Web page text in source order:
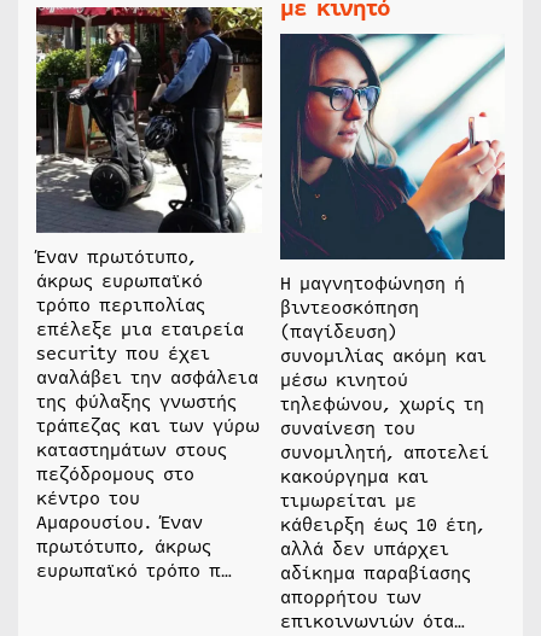
Έναν πρωτότυπο,
άκρως ευρωπαϊκό
τρόπο περιπολίας
επέλεξε μια εταιρεία
security που έχει
αναλάβει την ασφάλεια
της φύλαξης γνωστής
τράπεζας και των γύρω
καταστημάτων στους
πεζόδρομους στο
κέντρο του
Αμαρουσίου. Έναν
πρωτότυπο, άκρως
ευρωπαϊκό τρόπο π…
με κινητό
Η μαγνητοφώνηση ή
βιντεοσκόπηση
(παγίδευση)
συνομιλίας ακόμη και
μέσω κινητού
τηλεφώνου, χωρίς τη
συναίνεση του
συνομιλητή, αποτελεί
κακούργημα και
τιμωρείται με
κάθειρξη έως 10 έτη,
αλλά δεν υπάρχει
αδίκημα παραβίασης
απορρήτου των
επικοινωνιών ότα…